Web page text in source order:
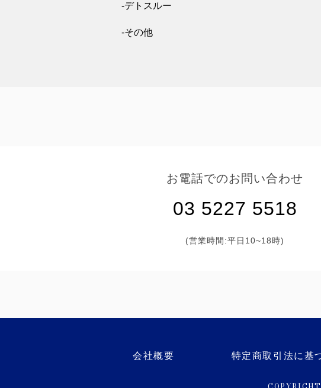
-デトスルー
-その他
お電話でのお問い合わせ
03 5227 5518
(営業時間:平日10~18時)
会社概要 特定商取引法に基